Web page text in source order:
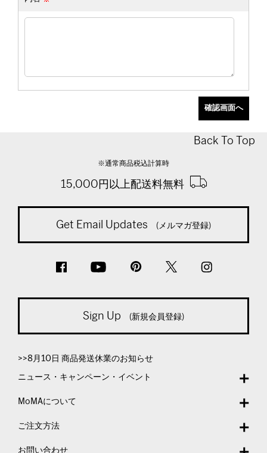
Back To Top
※通常商品税込計算時
15,000円以上配送料無料
Get Email Updates (メルマガ登録)
Sign Up (新規会員登録)
>>8月10日 商品発送休業のお知らせ
ニュース・キャンペーン・イベント
MoMAについて
ご注文方法
お問い合わせ